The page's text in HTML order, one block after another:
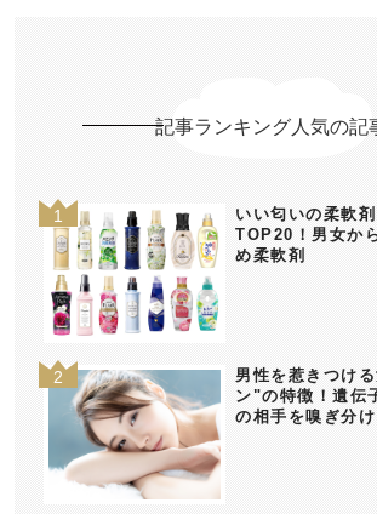
記事ランキング人気の記
いい匂いの柔軟
TOP20！男女か
め柔軟剤
男性を惹きつけ
ン"の特徴！遺伝
の相手を嗅ぎ分け